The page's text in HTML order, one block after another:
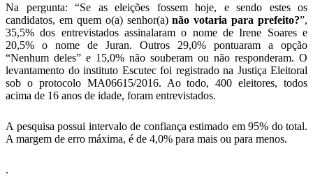
Na pergunta: “Se as eleições fossem hoje, e sendo estes os
candidatos, em quem o(a) senhor(a)não votaria para prefeito?”,
35,5% dos entrevistados assinalaram o nome de Irene Soares e
20,5% o nome de Juran. Outros 29,0% pontuaram a opção
“Nenhum deles” e 15,0% não souberam ou não responderam. O
levantamento do instituto Escutec foi registrado na Justiça Eleitoral
sob o protocolo MA­06615/2016. Ao todo, 400 eleitores, todos
acima de 16 anos de idade, foram entrevistados.
A pesquisa possui intervalo de confiança estimado em 95% do total.
A margem de erro máxima, é de 4,0% para mais ou para menos.
.